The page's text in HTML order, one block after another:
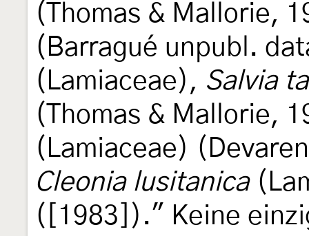
(Thomas & Mallorie,
(Barragué unpubl.
(Lamiaceae), Salvia
(Thomas & Mallorie,
(Lamiaceae)
Cleonia lusitanica
([1983])." Keine